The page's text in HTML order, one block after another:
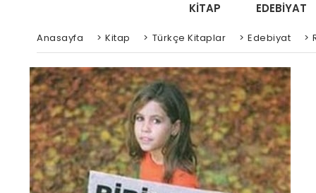
KİTAP EDEBİYAT
Anasayfa > Kitap > Türkçe Kitaplar > Edebiyat >